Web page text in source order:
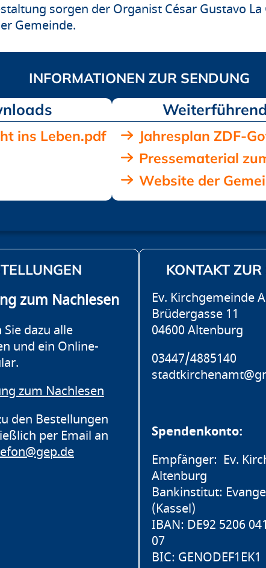
sorgen der Organist César Gustavo La
Gemeinde.
ins Leben.pdf
Jahresplan ZDF-
Pressematerial
Website der
zum Nachlesen
dazu alle
und ein Online-
zum Nachlesen
den Bestellungen
per Email an
KONTAKT
Ev. Kirchgemeinde
Brüdergasse 11
04600 Altenburg
03447/4885140
Spendenkonto:
Empfänger: Ev.
Altenburg
Bankinstitut:
(Kassel)
IBAN: DE92 5206
07
BIC: GENODEF1EK1